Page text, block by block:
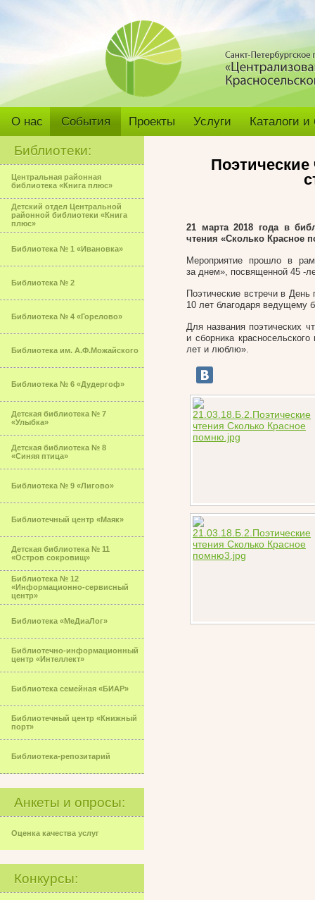
О нас События Проекты Услуги Каталоги
Библиотеки:
Центральная районная
библиотека «Книга плюс»
Детский отдел Центральной
районной библиотеки «Книга
плюс»
Библиотека № 1 «Ивановка»
Библиотека № 2
Библиотека № 4 «Горелово»
Библиотека им. А.Ф.Можайского
Библиотека № 6 «Дудергоф»
Детская библиотека № 7
«Улыбка»
Детская библиотека № 8
«Синяя птица»
Библиотека № 9 «Лигово»
Библиотечный центр «Маяк»
Детская библиотека № 11
«Остров сокровищ»
Библиотека № 12
«Информационно-сервисный
центр»
Библиотека «МеДиаЛог»
Библиотечно-информационный
центр «Интеллект»
Библиотека семейная «БИАР»
Библиотечный центр «Книжный
порт»
Библиотека-репозитарий
Анкеты и опросы:
Оценка качества услуг
Конкурсы:
21 марта 2018 года в
чтения «Сколько Красное
Мероприятие прошло в
за днем», посвященной 45 -
Поэтические встречи в
10 лет благодаря ведущему
Для названия поэтических
и сборника
лет и люблю».